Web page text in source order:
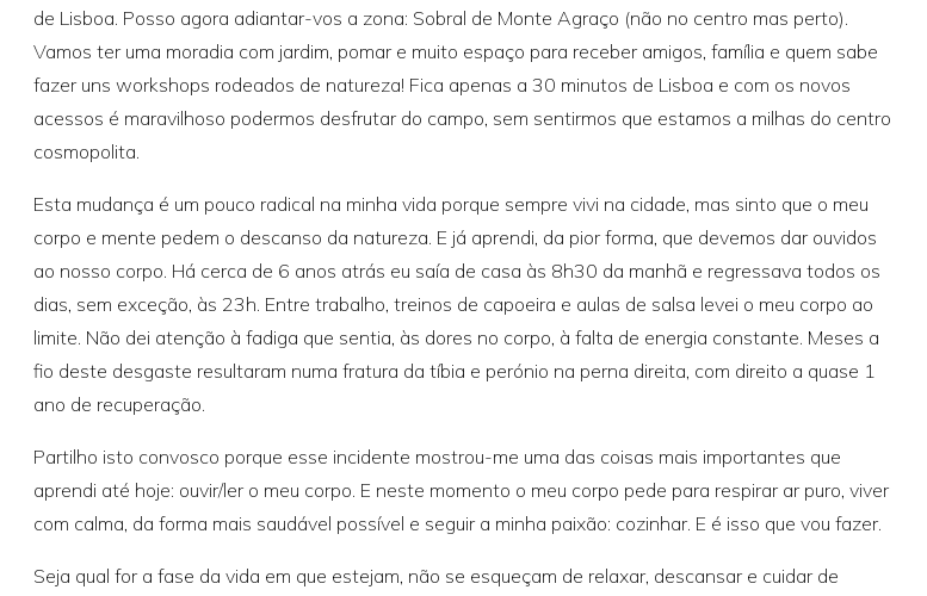
de Lisboa. Posso agora adiantar-vos a zona: Sobral de Monte Agraço (não no centro mas perto).
Vamos ter uma moradia com jardim, pomar e muito espaço para receber amigos, família e quem sabe
fazer uns workshops rodeados de natureza! Fica apenas a 30 minutos de Lisboa e com os novos
acessos é maravilhoso podermos desfrutar do campo, sem sentirmos que estamos a milhas do centro
cosmopolita.
Esta mudança é um pouco radical na minha vida porque sempre vivi na cidade, mas sinto que o meu
corpo e mente pedem o descanso da natureza. E já aprendi, da pior forma, que devemos dar ouvidos
ao nosso corpo. Há cerca de 6 anos atrás eu saía de casa às 8h30 da manhã e regressava todos os
dias, sem exceção, às 23h. Entre trabalho, treinos de capoeira e aulas de salsa levei o meu corpo ao
limite. Não dei atenção à fadiga que sentia, às dores no corpo, à falta de energia constante. Meses a
fio deste desgaste resultaram numa fratura da tíbia e perónio na perna direita, com direito a quase 1
ano de recuperação.
Partilho isto convosco porque esse incidente mostrou-me uma das coisas mais importantes que
aprendi até hoje: ouvir/ler o meu corpo. E neste momento o meu corpo pede para respirar ar puro, viver
com calma, da forma mais saudável possível e seguir a minha paixão: cozinhar. E é isso que vou fazer.
Seja qual for a fase da vida em que estejam, não se esqueçam de relaxar, descansar e cuidar de